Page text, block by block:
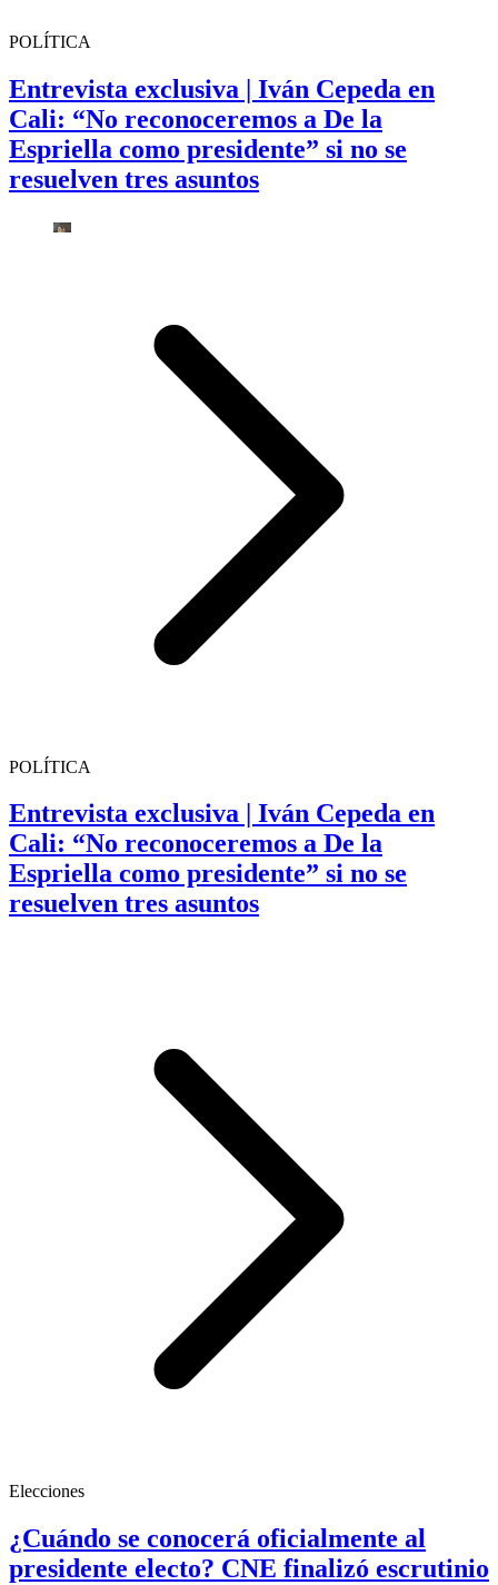
POLÍTICA
Entrevista exclusiva | Iván Cepeda en
Cali: “No reconoceremos a De la
Espriella como presidente” si no se
resuelven tres asuntos
POLÍTICA
Entrevista exclusiva | Iván Cepeda en
Cali: “No reconoceremos a De la
Espriella como presidente” si no se
resuelven tres asuntos
Elecciones
¿Cuándo se conocerá oficialmente al
presidente electo? CNE finalizó escrutinio